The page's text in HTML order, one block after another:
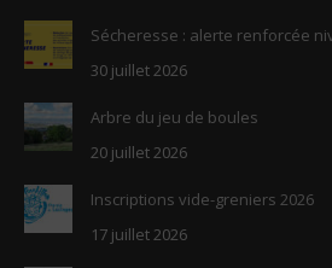
Sécheresse : alerte renforcée
30 juillet 2026
Arbre du jeu de boules
20 juillet 2026
Inscriptions vide-greniers 2026
17 juillet 2026